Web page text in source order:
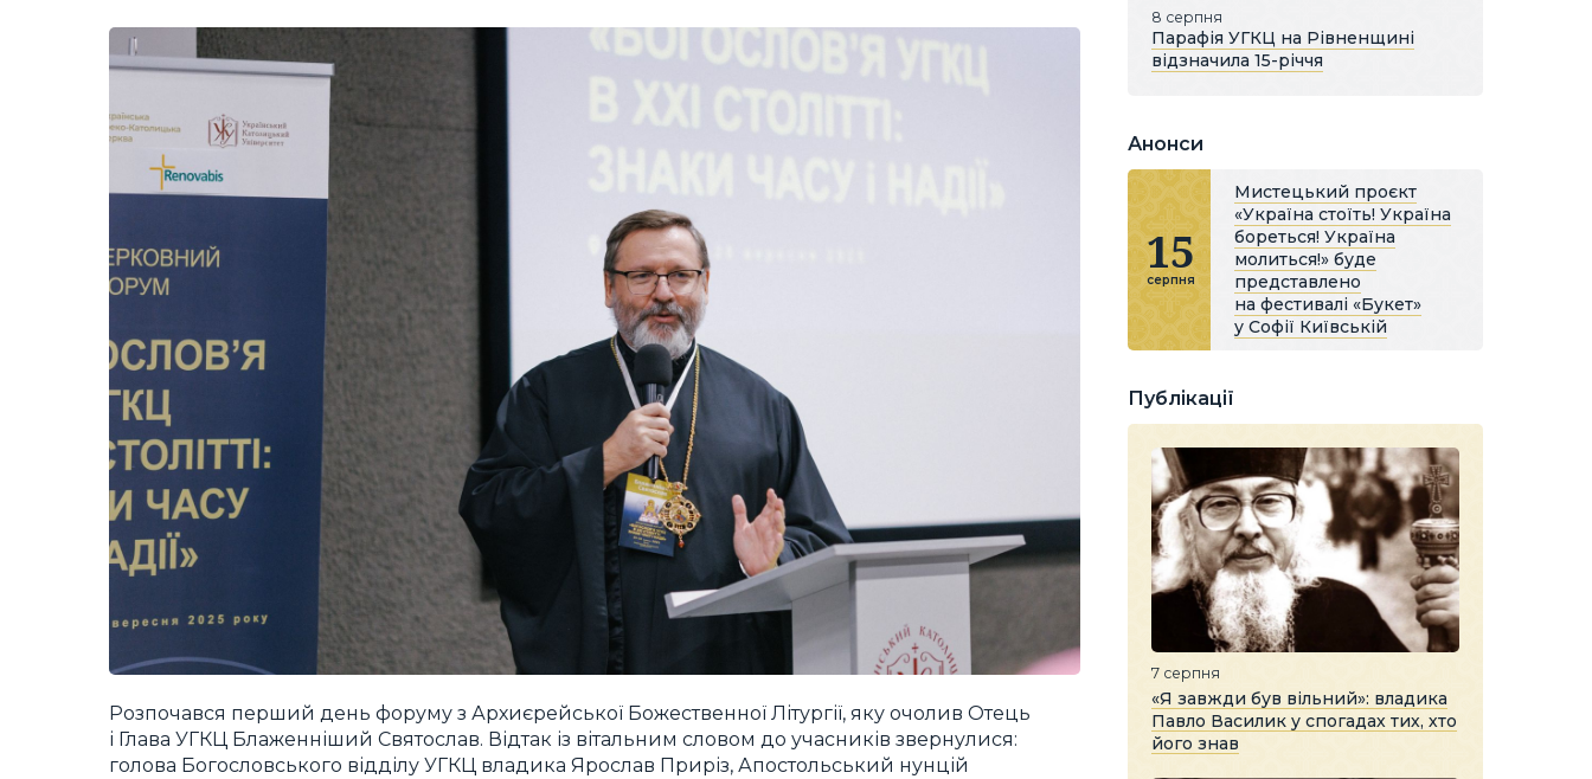
Розпочався перший день форуму з Архиєрейської Божественної Літургії, яку очолив Отець
і Глава УГКЦ Блаженніший Святослав. Відтак із вітальним словом до учасників звернулися:
голова Богословського відділу УГКЦ владика Ярослав Приріз, Апостольський нунцій
8 серпня
Парафія УГКЦ на Рівненщині
відзначила 15-річчя
Анонси
15
серпня
Мистецький проєкт
«Україна стоїть! Україна
бореться! Україна
молиться!» буде
представлено
на фестивалі «Букет»
у Софії Київській
Публікації
7 серпня
«Я завжди був вільний»: владика
Павло Василик у спогадах тих, хто
його знав